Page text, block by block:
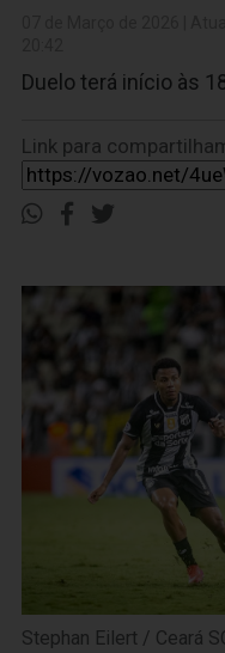
Duelo terá início às
Link para
Stephan Eilert / Ceará